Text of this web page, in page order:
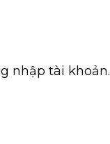
nhập tài khoản.